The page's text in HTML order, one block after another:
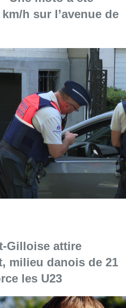
h sur l’avenue de
Gilloise attire
milieu danois de 21
les U23